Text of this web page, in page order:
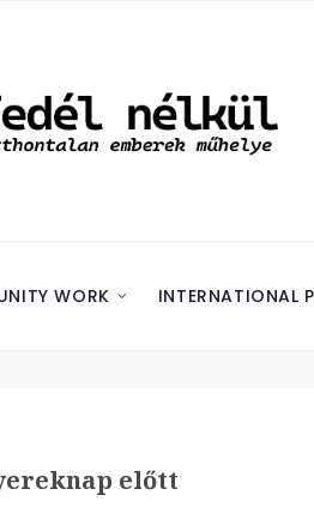
WORK INTERNATIONAL
előtt